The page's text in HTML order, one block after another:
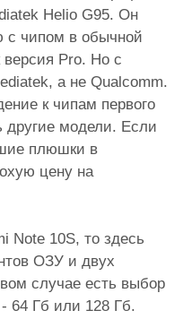
Helio G95. Он
с чипом в обычной
версия Pro. Но с
а не Qualcomm.
к чипам первого
другие модели. Если
плюшки в
цену на
Note 10S, то здесь
ОЗУ и двух
случае есть выбор
64 Гб или 128 Гб.